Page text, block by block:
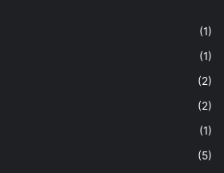
(1)
(1)
(2)
(2)
(1)
(5)